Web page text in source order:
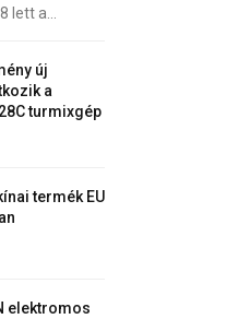
lett a…
új
a
turmixgép
termék EU
elektromos